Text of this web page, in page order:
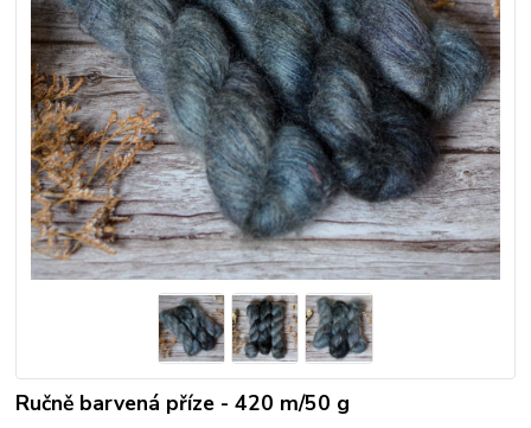
Ručně barvená příze - 420 m/50 g